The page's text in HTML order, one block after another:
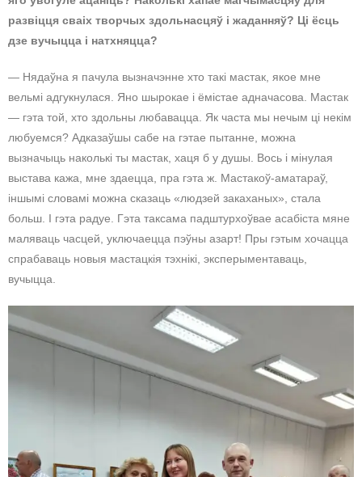
развіцця сваіх творчых здольнасцяў і жаданняў? Ці ёсць
дзе вучыцца і натхняцца?
— Нядаўна я пачула вызначэнне хто такі мастак, якое мне
вельмі адгукнулася. Яно шырокае і ёмістае адначасова. Мастак
— гэта той, хто здольны любавацца. Як часта мы нечым ці некім
любуемся? Адказаўшы сабе на гэтае пытанне, можна
вызначыць наколькі ты мастак, хаця б у душы. Вось і мінулая
выстава кажа, мне здаецца, пра гэта ж. Мастакоў-аматараў,
іншымі словамі можна сказаць «людзей закаханых», стала
больш. І гэта радуе. Гэта таксама падштурхоўвае асабіста мяне
маляваць часцей, уключаецца пэўны азарт! Пры гэтым хочацца
спрабаваць новыя мастацкія тэхнікі, эксперыментаваць,
вучыцца.